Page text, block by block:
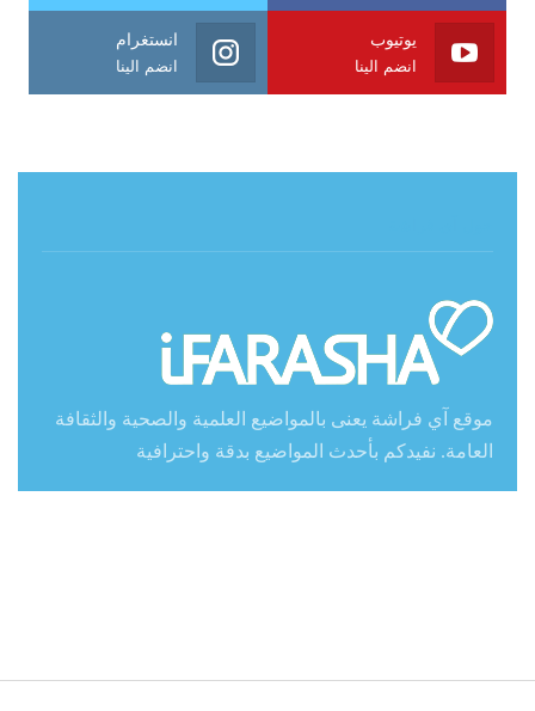
يوتيوب
انضم الينا
انستغرام
انضم الينا
موقع آي فراشة يعنى بالمواضيع العلمية والصحية والثقافة
العامة. نفيدكم بأحدث المواضيع بدقة واحترافية